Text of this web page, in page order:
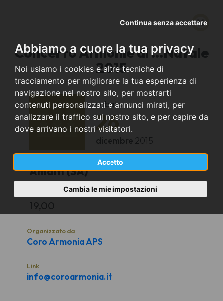
Abbiamo a cuore la tua privacy
Noi usiamo i cookies e altre tecniche di
tracciamento per migliorare la tua esperienza di
navigazione nel nostro sito, per mostrarti
contenuti personalizzati e annunci mirati, per
analizzare il traffico sul nostro sito, e per capire da
dove arrivano i nostri visitatori.
Accetto
Continua senza accettare
Cambia le mie impostazioni
Concerto Armonie di ...Natale
2015
sabato
26
dicembre 2015
Amalfi (SA)
Cattedrale di Amalfi
19,00
Organizzato da
Coro Armonia APS
Link
info@coroarmonia.it